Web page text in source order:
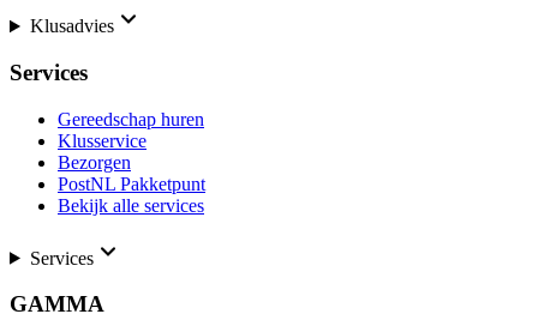
Klusadvies
Services
Gereedschap huren
Klusservice
Bezorgen
PostNL Pakketpunt
Bekijk alle services
Services
GAMMA